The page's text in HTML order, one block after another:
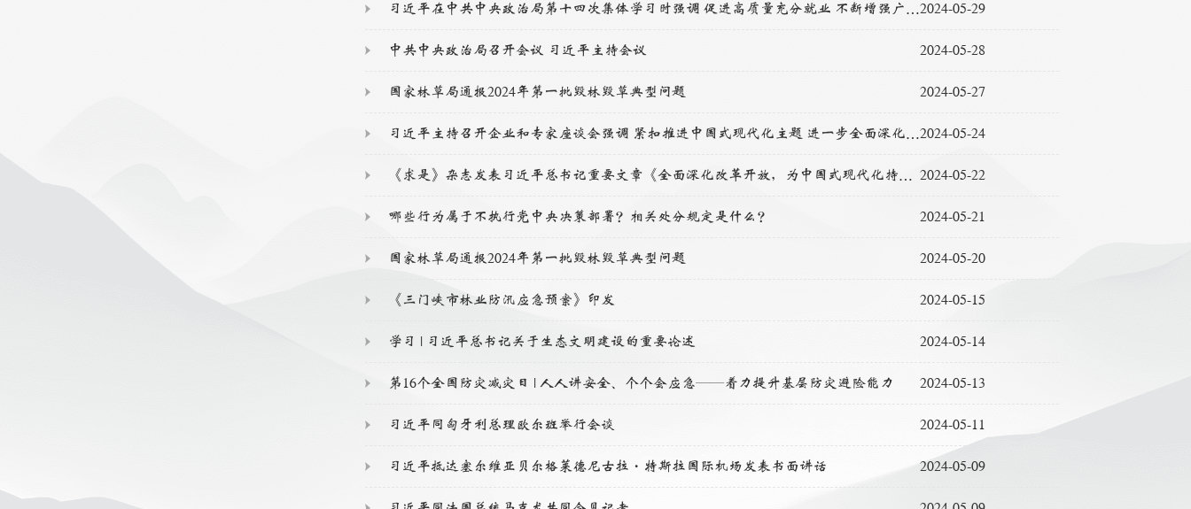
习近平在中共中央政治局第十四次集体学习时强调 促进高质量充分就业 不断增强广大劳动者的获得感幸福感安全感2024-05-29
中共中央政治局召开会议 习近平主持会议 2024-05-28
国家林草局通报2024年第一批毁林毁草典型问题 2024-05-27
习近平主持召开企业和专家座谈会强调 紧扣推进中国式现代化主题 进一步全面深化改革2024-05-24
《求是》杂志发表习近平总书记重要文章《全面深化改革开放，为中国式现代化持续注入强劲动力》 2024-05-22
哪些行为属于不执行党中央决策部署？相关处分规定是什么？ 2024-05-21
国家林草局通报2024年第一批毁林毁草典型问题 2024-05-20
《三门峡市林业防汛应急预案》印发 2024-05-15
学习 | 习近平总书记关于生态文明建设的重要论述 2024-05-14
第16个全国防灾减灾日 | 人人讲安全、个个会应急——着力提升基层防灾避险能力 2024-05-13
习近平同匈牙利总理欧尔班举行会谈 2024-05-11
习近平抵达塞尔维亚贝尔格莱德尼古拉·特斯拉国际机场发表书面讲话 2024-05-09